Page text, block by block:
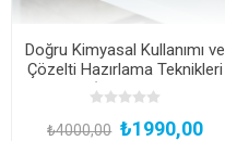
Doğru Kimyasal Kullanımı ve
Çözelti Hazırlama Teknikleri
Eğitimi (Kayıttan Hemen
İzle)
₺4000,00 ₺1990,00